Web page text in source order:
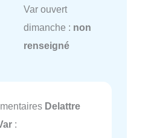
Var ouvert
dimanche : non
renseigné
Delattre
: